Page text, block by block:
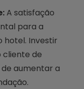
A satisfação
para a
hotel. Investir
cliente de
aumentar a